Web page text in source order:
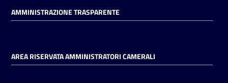
Consumatore
L'impresa
in
AMMINISTRAZIONE TRASPARENTE
AREA RISERVATA AMMINISTRATORI CAMERALI